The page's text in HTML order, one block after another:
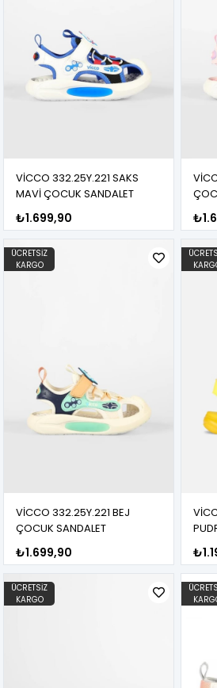
VİCCO 332.25Y.221 SAKS
MAVİ ÇOCUK SANDALET
₺1.699,90
VİCCO 332.25Y.221 BEJ
ÇOCUK SANDALET
₺1.699,90
ÜCRETSIZ
KARGO
ÜCRETSIZ
KARGO